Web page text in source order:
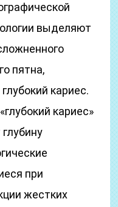
выделяют
пятна,
кариес.
кариес»
при
жестких